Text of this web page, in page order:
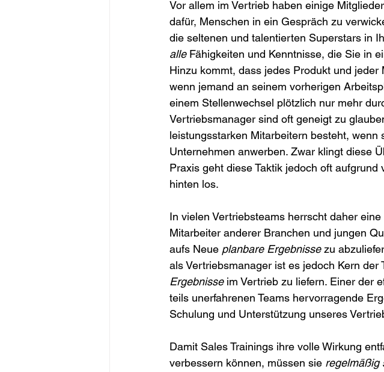
Vor allem im Vertrieb haben einige
dafür, Menschen in ein Gespräch zu
die seltenen und talentierten Superstars in
alle Fähigkeiten und Kenntnisse, die Sie in
Hinzu kommt, dass jedes Produkt und
wenn jemand an seinem vorherigen
einem Stellenwechsel plötzlich nur mehr
Vertriebsmanager sind oft geneigt zu
leistungsstarken Mitarbeitern besteht,
Unternehmen anwerben. Zwar klingt diese
Praxis geht diese Taktik jedoch oft
hinten los.
In vielen Vertriebsteams herrscht daher
Mitarbeiter anderer Branchen und jungen
aufs Neue planbare Ergebnisse zu
als Vertriebsmanager ist es jedoch Kern der
Ergebnisse im Vertrieb zu liefern. Einer der
teils unerfahrenen Teams hervorragende
Schulung und Unterstützung unseres
Damit Sales Trainings ihre volle Wirkung
verbessern können, müssen sie regelmäßig